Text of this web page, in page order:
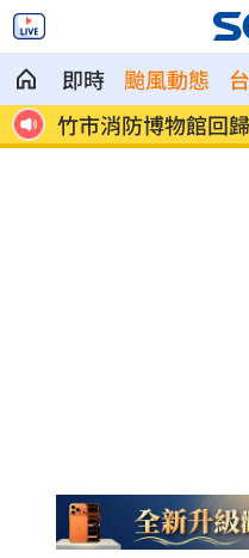
即時 颱風動態
體 工程車過彎失控！
門